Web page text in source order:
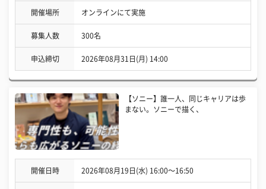
開催場所 オンラインにて実施
募集人数 300名
申込締切 2026年08月31日(月) 14:00
【ソニー】誰一人、同じキャリアは歩
まない。ソニーで描く、
開催日時 2026年08月19日(水) 16:00〜16:50